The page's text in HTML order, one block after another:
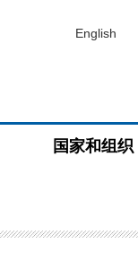
English
国家和组织